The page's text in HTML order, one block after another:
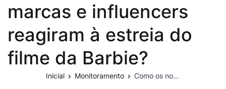
marcas e influencers
reagiram à estreia do
filme da Barbie?
Inicial Monitoramento Como os noticiosos, marcas e influencers reagiram à estreia do filme da Barbie?